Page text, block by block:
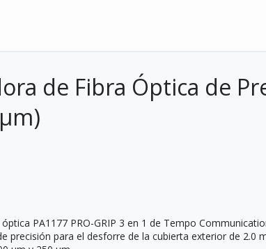
de Fibra Óptica de
PA1177 PRO-GRIP 3 en 1 de Tempo
precisión para el desforre de la cubierta exterior de 2.0